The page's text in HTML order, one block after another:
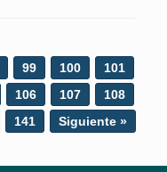
99 100
101
106 107
108
141 Siguiente »